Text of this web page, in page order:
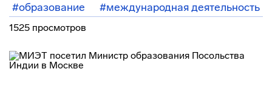
#образование #международная деятельность
1525 просмотров